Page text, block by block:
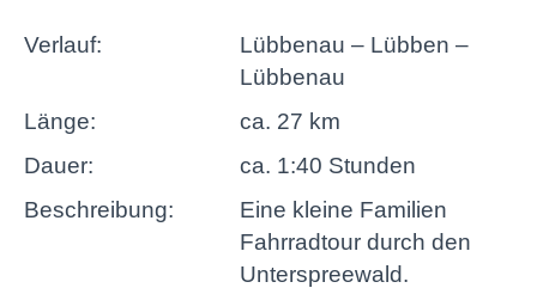
Verlauf:
Lübbenau – Lübben –
Lübbenau
Länge:
ca. 27 km
Dauer:
ca. 1:40 Stunden
Beschreibung:
Eine kleine Familien
Fahrradtour durch den
Unterspreewald.